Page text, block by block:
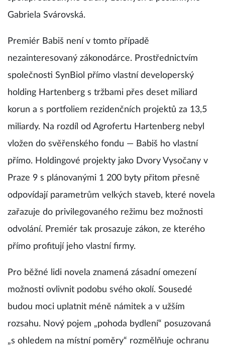
Gabriela Svárovská.
Premiér Babiš není v tomto případě
nezainteresovaný zákonodárce. Prostřednictvím
společnosti SynBiol přímo vlastní developerský
holding Hartenberg s tržbami přes deset miliard
korun a s portfoliem rezidenčních projektů za 13,5
miliardy. Na rozdíl od Agrofertu Hartenberg nebyl
vložen do svěřenského fondu — Babiš ho vlastní
přímo. Holdingové projekty jako Dvory Vysočany v
Praze 9 s plánovanými 1 200 byty přitom přesně
odpovídají parametrům velkých staveb, které novela
zařazuje do privilegovaného režimu bez možnosti
odvolání. Premiér tak prosazuje zákon, ze kterého
přímo profitují jeho vlastní firmy.
Pro běžné lidi novela znamená zásadní omezení
možnosti ovlivnit podobu svého okolí. Sousedé
budou moci uplatnit méně námitek a v užším
rozsahu. Nový pojem „pohoda bydlení“ posuzovaná
„s ohledem na místní poměry“ rozmělňuje ochranu